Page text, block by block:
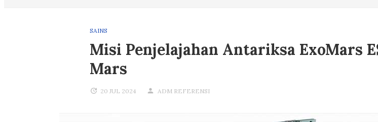
SAINS
Misi Penjelajahan Antariksa ExoMars
Mars
20 JUL 2024 ADM REFERENSI